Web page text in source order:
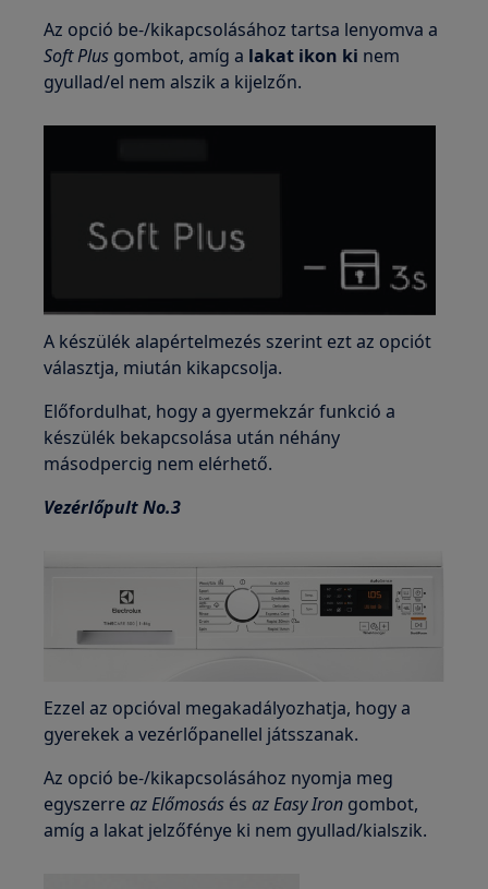
Az opció be-/kikapcsolásához tartsa lenyomva a
Soft Plus gombot, amíg a lakat ikon ki nem
gyullad/el nem alszik a kijelzőn.
A készülék alapértelmezés szerint ezt az opciót
választja, miután kikapcsolja.
Előfordulhat, hogy a gyermekzár funkció a
készülék bekapcsolása után néhány
másodpercig nem elérhető.
Vezérlőpult No.3
Ezzel az opcióval megakadályozhatja, hogy a
gyerekek a vezérlőpanellel játsszanak.
Az opció be-/kikapcsolásához nyomja meg
egyszerreaz Előmosás ésaz Easy Iron gombot,
amíg a lakat jelzőfénye ki nem gyullad/kialszik.